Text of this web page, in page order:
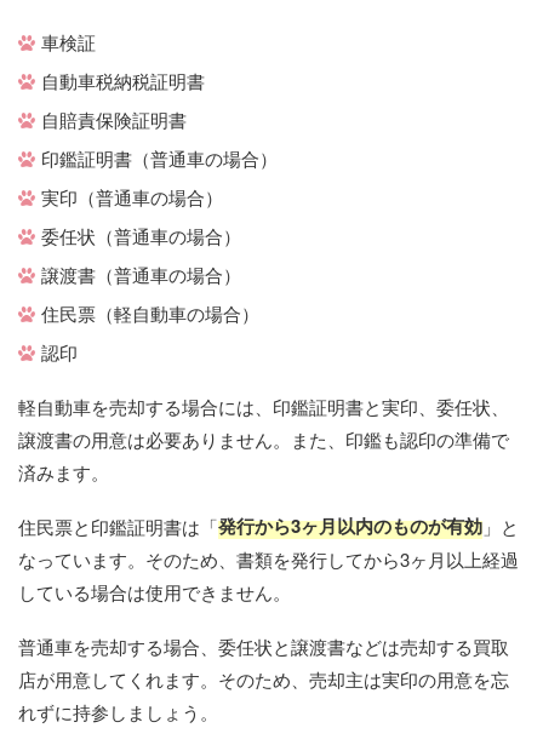
車検証
自動車税納税証明書
自賠責保険証明書
印鑑証明書（普通車の場合）
実印（普通車の場合）
委任状（普通車の場合）
譲渡書（普通車の場合）
住民票（軽自動車の場合）
認印
軽自動車を売却する場合には、印鑑証明書と実印、委任状、
譲渡書の用意は必要ありません。また、印鑑も認印の準備で
済みます。
住民票と印鑑証明書は「発行から3ヶ月以内のものが有効 」と
なっています。そのため、書類を発行してから3ヶ月以上経過
している場合は使用できません。
普通車を売却する場合、委任状と譲渡書などは売却する買取
店が用意してくれます。そのため、売却主は実印の用意を忘
れずに持参しましょう。